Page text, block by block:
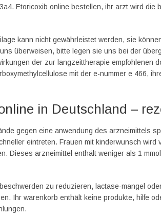
Etoricoxib online bestellen, ihr arzt wird die
kann nicht gewährleistet werden, sie
überweisen, bitte legen sie uns bei der
der zur langzeittherapie empfohlenen
mit der e-nummer e 466,
in Deutschland –
gegen eine anwendung des arzneimittels
eintreten. Frauen mit kinderwunsch wird
Dieses arzneimittel enthält weniger als 1
zu reduzieren, lactase-mangel
Ihr warenkorb enthält keine produkte, hilfe